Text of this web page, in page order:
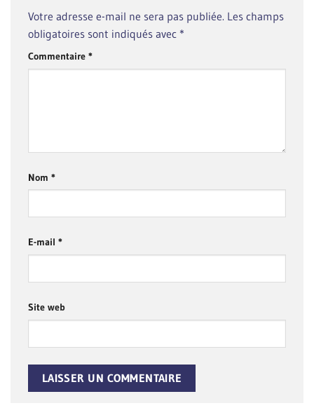
Votre adresse e-mail ne sera pas publiée. Les champs
obligatoires sont indiqués avec *
Commentaire *
Nom *
E-mail *
Site web